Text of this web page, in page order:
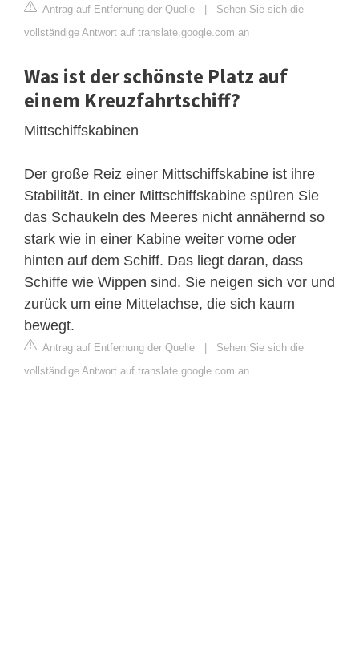
Antrag auf Entfernung der Quelle | Sehen Sie sich die
vollständige Antwort auf translate.google.com an
Was ist der schönste Platz auf
einem Kreuzfahrtschiff?
Mittschiffskabinen
Der große Reiz einer Mittschiffskabine ist ihre
Stabilität. In einer Mittschiffskabine spüren Sie
das Schaukeln des Meeres nicht annähernd so
stark wie in einer Kabine weiter vorne oder
hinten auf dem Schiff. Das liegt daran, dass
Schiffe wie Wippen sind. Sie neigen sich vor und
zurück um eine Mittelachse, die sich kaum
bewegt.
Antrag auf Entfernung der Quelle | Sehen Sie sich die
vollständige Antwort auf translate.google.com an